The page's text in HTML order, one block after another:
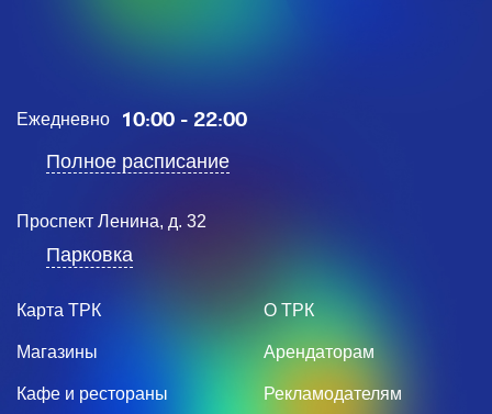
Ежедневно 10:00 - 22:00
Полное расписание
Проспект Ленина, д. 32
Парковка
Карта ТРК
Магазины
Кафе и рестораны
О ТРК
Арендаторам
Рекламодателям